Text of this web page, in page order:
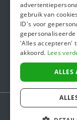
In
gebruik van
ID's voor
'Alles accepteren'
akkoord. Lees
ALLES